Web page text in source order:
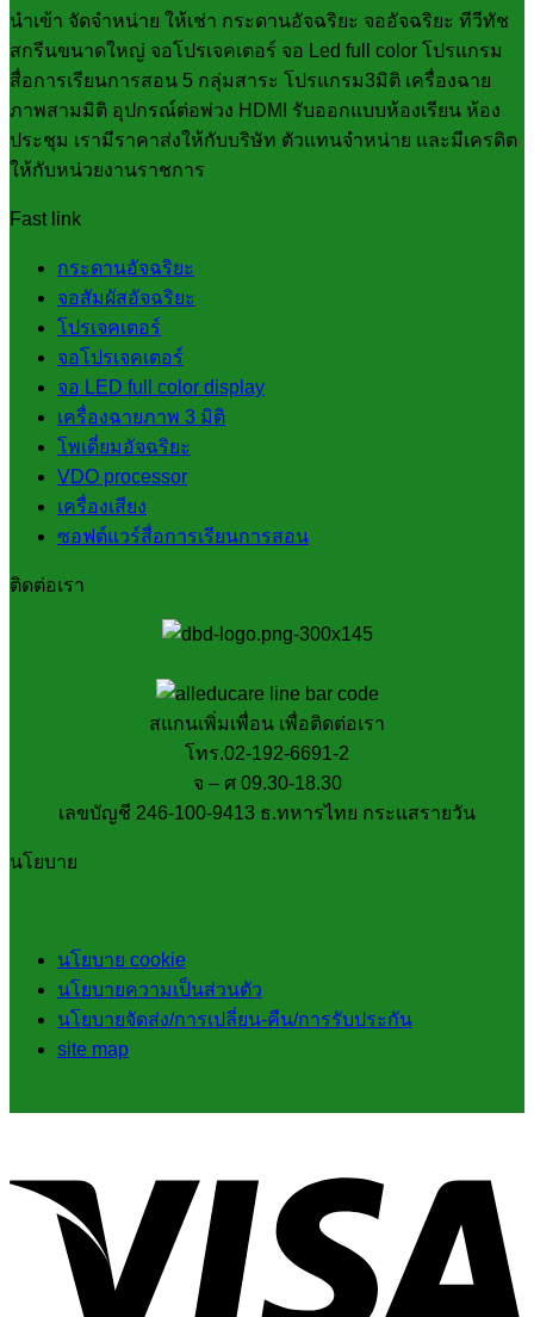
นำเข้า จัดจำหน่าย ให้เช่า กระดานอัจฉริยะ จออัจฉริยะ ทีวีทัช
สกรีนขนาดใหญ่ จอโปรเจคเตอร์ จอ Led full color โปรแกรม
สื่อการเรียนการสอน 5 กลุ่มสาระ โปรแกรม3มิติ เครื่องฉาย
ภาพสามมิติ อุปกรณ์ต่อพ่วง HDMI รับออกแบบห้องเรียน ห้อง
ประชุม เรามีราคาส่งให้กับบริษัท ตัวแทนจำหน่าย และมีเครดิต
ให้กับหน่วยงานราชการ
Fast link
กระดานอัจฉริยะ
จอสัมผัสอัจฉริยะ
โปรเจคเตอร์
จอโปรเจคเตอร์
จอ LED full color display
เครื่องฉายภาพ 3 มิติ
โพเดี่ยมอัจฉริยะ
VDO processor
เครื่องเสียง
ซอฟต์แวร์สื่อการเรียนการสอน
ติดต่อเรา
สแกนเพิ่มเพื่อน เพื่อติดต่อเรา
โทร.02-192-6691-2
จ – ศ 09.30-18.30
เลขบัญชี 246-100-9413 ธ.ทหารไทย กระแสรายวัน
นโยบาย
นโยบาย cookie
นโยบายความเป็นส่วนตัว
นโยบายจัดส่ง/การเปลี่ยน-คืน/การรับประกัน
site map